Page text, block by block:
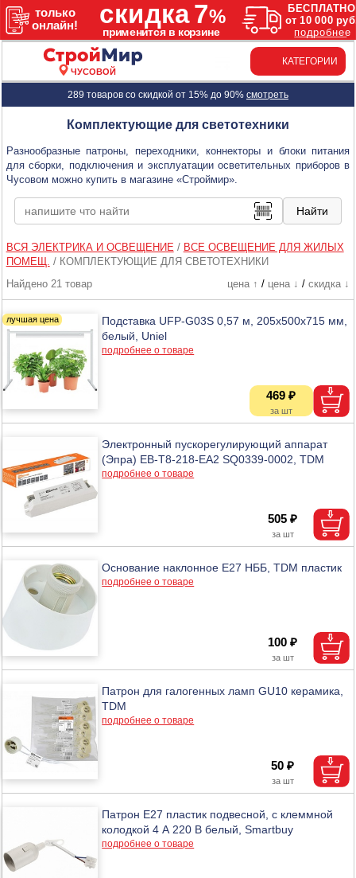
ЧУСОВОЙ
КАТЕГОРИИ
289 товаров со скидкой от 15% до 90% смотреть
Комплектующие для светотехники
Разнообразные патроны, переходники, коннекторы и блоки питания
для сборки, подключения и эксплуатации осветительных приборов в
Чусовом можно купить в магазине «Строймир».
ВСЯ ЭЛЕКТРИКА И ОСВЕЩЕНИЕ / ВСЕ ОСВЕЩЕНИЕ ДЛЯ ЖИЛЫХ
ПОМЕЩ.
/ КОМПЛЕКТУЮЩИЕ ДЛЯ СВЕТОТЕХНИКИ
Найдено 21 товар
цена ↑ / цена ↓ / скидка ↓
Подставка UFP-G03S 0,57 м, 205х500х715 мм,
белый, Uniel
подробнее о товаре
469 ₽
Электронный пускорегулирующий аппарат
(Эпра) EB-T8-218-EA2 SQ0339-0002, TDM
подробнее о товаре
505 ₽
Основание наклонное Е27 НББ, TDM пластик
подробнее о товаре
100 ₽
Патрон для галогенных ламп GU10 керамика,
TDM
подробнее о товаре
50 ₽
Патрон Е27 пластик подвесной, с клеммной
колодкой 4 А 220 В белый, Smartbuy
подробнее о товаре